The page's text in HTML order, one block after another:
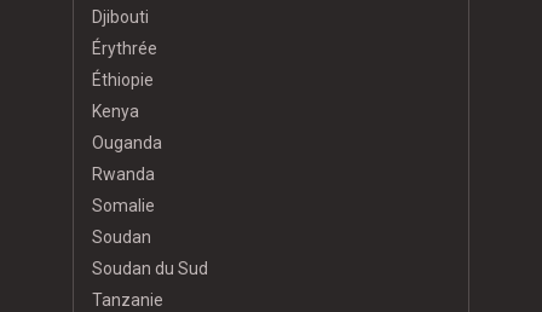
Djibouti
Érythrée
Éthiopie
Kenya
Ouganda
Rwanda
Somalie
Soudan
Soudan du Sud
Tanzanie